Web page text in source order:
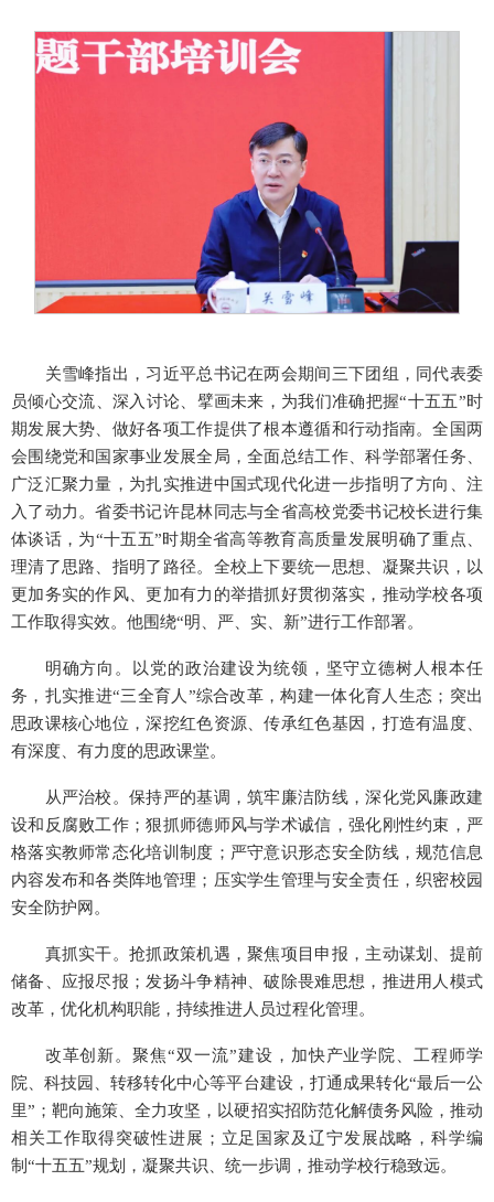
关雪峰指出，习近平总书记在两会期间三下团组，同代表委
员倾心交流、深入讨论、擘画未来，为我们准确把握“十五五”时
期发展大势、做好各项工作提供了根本遵循和行动指南。全国两
会围绕党和国家事业发展全局，全面总结工作、科学部署任务、
广泛汇聚力量，为扎实推进中国式现代化进一步指明了方向、注
入了动力。省委书记许昆林同志与全省高校党委书记校长进行集
体谈话，为“十五五”时期全省高等教育高质量发展明确了重点、
理清了思路、指明了路径。全校上下要统一思想、凝聚共识，以
更加务实的作风、更加有力的举措抓好贯彻落实，推动学校各项
工作取得实效。他围绕“明、严、实、新”进行工作部署。
明确方向。以党的政治建设为统领，坚守立德树人根本任
务，扎实推进“三全育人”综合改革，构建一体化育人生态；突出
思政课核心地位，深挖红色资源、传承红色基因，打造有温度、
有深度、有力度的思政课堂。
从严治校。保持严的基调，筑牢廉洁防线，深化党风廉政建
设和反腐败工作；狠抓师德师风与学术诚信，强化刚性约束，严
格落实教师常态化培训制度；严守意识形态安全防线，规范信息
内容发布和各类阵地管理；压实学生管理与安全责任，织密校园
安全防护网。
真抓实干。抢抓政策机遇，聚焦项目申报，主动谋划、提前
储备、应报尽报；发扬斗争精神、破除畏难思想，推进用人模式
改革，优化机构职能，持续推进人员过程化管理。
改革创新。聚焦“双一流”建设，加快产业学院、工程师学
院、科技园、转移转化中心等平台建设，打通成果转化“最后一公
里”；靶向施策、全力攻坚，以硬招实招防范化解债务风险，推动
相关工作取得突破性进展；立足国家及辽宁发展战略，科学编
制“十五五”规划，凝聚共识、统一步调，推动学校行稳致远。